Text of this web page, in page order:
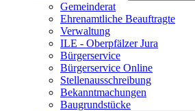
Gemeinderat
Ehrenamtliche Beauftragte
Verwaltung
ILE - Oberpfälzer Jura
Bürgerservice
Bürgerservice Online
Stellenausschreibung
Bekanntmachungen
Baugrundstücke